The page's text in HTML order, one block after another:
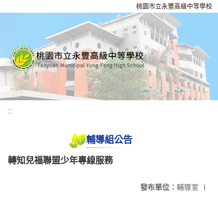
桃園市立永豐高級中等學校
:::
輔導組公告
轉知兒福聯盟少年專線服務
發布單位： 輔導室 |